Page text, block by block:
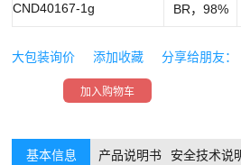
CND40167-1g BR，98%
大包装询价 添加收藏 分享给朋友：
加入购物车
基本信息 产品说明书